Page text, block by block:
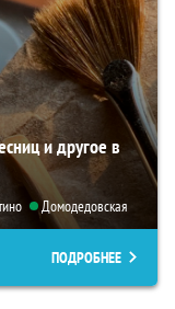
и другое в
Домодедовская
ПОДРОБНЕЕ